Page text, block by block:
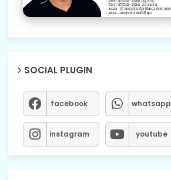
SOCIAL PLUGIN
facebook whatsapp
instagram youtube